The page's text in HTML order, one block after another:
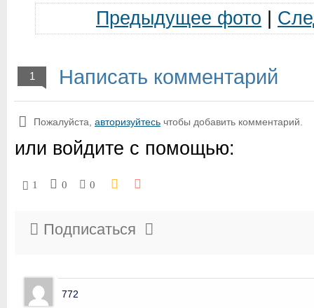
Предыдущее фото
1 Написать комментарий
Пожалуйста, авторизуйтесь чтобы добавить комментарий.
или войдите с помощью:
1 0 0
Подписаться
772